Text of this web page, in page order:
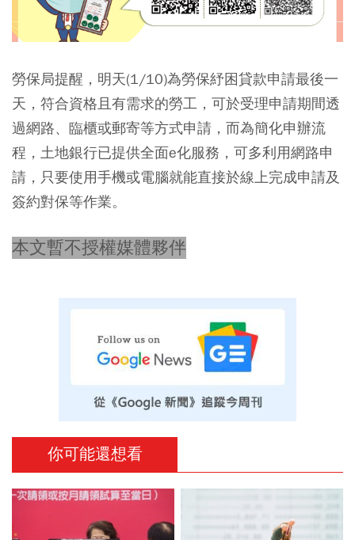
勞保局提醒，明天(1/10)為勞保紓困貸款申請最後一
天，符合資格且有需求的勞工，可於受理申請期間透
過網路、臨櫃或郵寄等方式申請，而為簡化申辦流
程，土地銀行已提供全面e化服務，可多利用網路申
請，只要使用手機或電腦就能直接於線上完成申請及
簽約對保等作業。
本文暫不授權媒體夥伴
你可能還想看